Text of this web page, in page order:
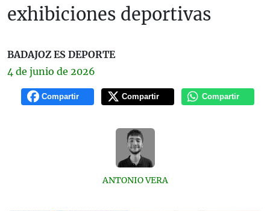
exhibiciones deportivas
BADAJOZ ES DEPORTE
4 de junio de 2026
Compartir Compartir Compartir
ANTONIO VERA